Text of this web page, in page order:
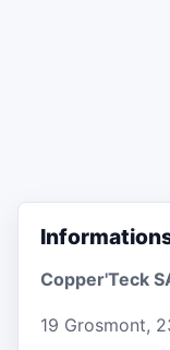
Copper'Teck
19 Grosmont,